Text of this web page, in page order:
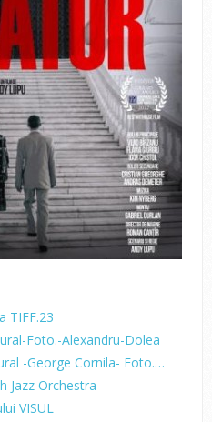
TIFF.23
Foto.-Alexandru-Dolea
-George Cornila- Foto.…
Jazz Orchestra
VISUL